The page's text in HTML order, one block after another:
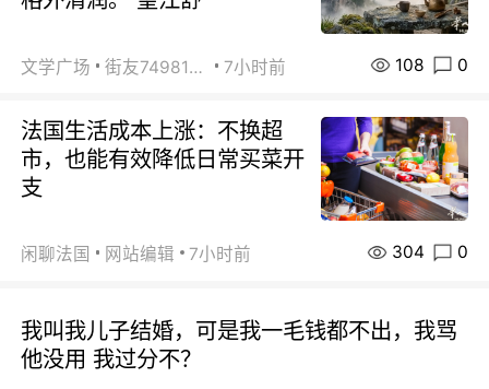
文学广场 街友74981146 7小时前 108 0
法国生活成本上涨：不换超
市，也能有效降低日常买菜开
支
闲聊法国 网站编辑 7小时前 304 0
我叫我儿子结婚，可是我一毛钱都不出，我骂
他没用 我过分不？